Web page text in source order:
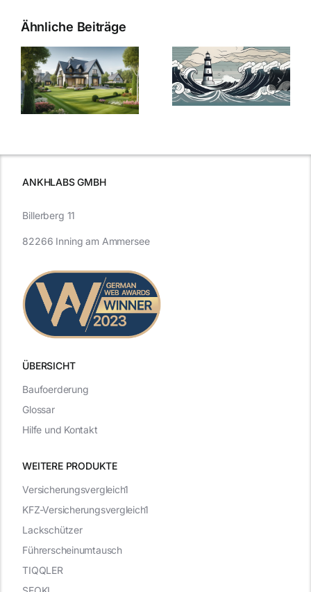
Ähnliche Beiträge
Bauzinsen im
Sturm: Die
aktuelle
Entwicklung
Die Evolution
der
Bauzinsen: Ein
Blick in die
ANKHLABS GMBH
ÜBERSICHT
WEITERE PRODUKTE
Versicherungsvergleich1
KFZ-Versicherungsvergleich1
Lackschützer
Führerscheinumtausch
TIQQLER
Billerberg 11
82266 Inning am Ammersee
Baufoerderung
Glossar
Hilfe und Kontakt